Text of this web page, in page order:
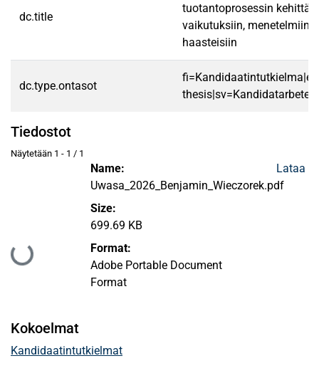
dc.title
tuotantoprosessin
vaikutuksiin, menetelmiin,
haasteisiin
dc.type.ontasot
thesis|sv=Kandidatarbete|
Tiedostot
Näytetään 1 - 1 / 1
Ladataan...
Name:
Uwasa_2026_Benjamin_Wieczorek.pdf
Size:
699.69 KB
Format:
Adobe Portable Document
Format
Lataa
Kokoelmat
Kandidaatintutkielmat